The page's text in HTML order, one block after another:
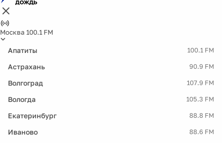
Москва 100.1 FM
Апатиты 100.1 FM
Астрахань 90.9 FM
Волгоград 107.9 FM
Вологда 105.3 FM
Екатеринбург 88.8 FM
Иваново 88.6 FM